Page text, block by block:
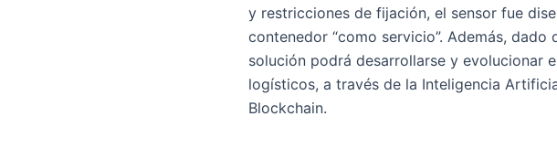
y restricciones de fijación, el sensor fue
contenedor “como servicio”. Además,
solución podrá desarrollarse y evolucionar
logísticos, a través de la Inteligencia
Blockchain.